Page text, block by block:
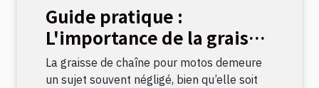
Guide pratique :
L'importance de la graisse
de chaîne pour motos
La graisse de chaîne pour motos demeure
un sujet souvent négligé, bien qu’elle soit